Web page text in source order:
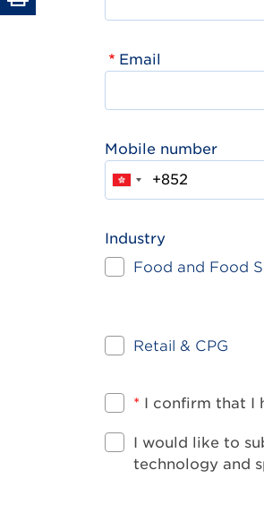
Email
Mobile number
Industry
Food and Food
Retail & CPG
* I confirm that I
I would like to
technology and